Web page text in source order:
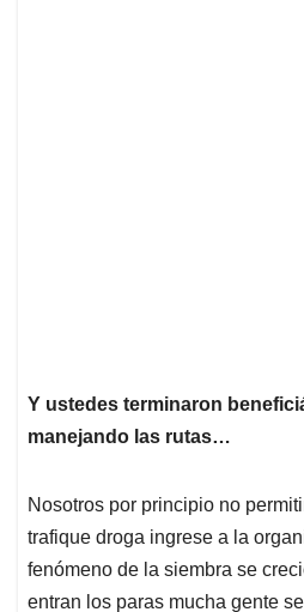
Y ustedes terminaron
manejando las rutas…
Nosotros por principio no
trafique droga ingrese a la
fenómeno de la siembra se
entran los paras mucha gente